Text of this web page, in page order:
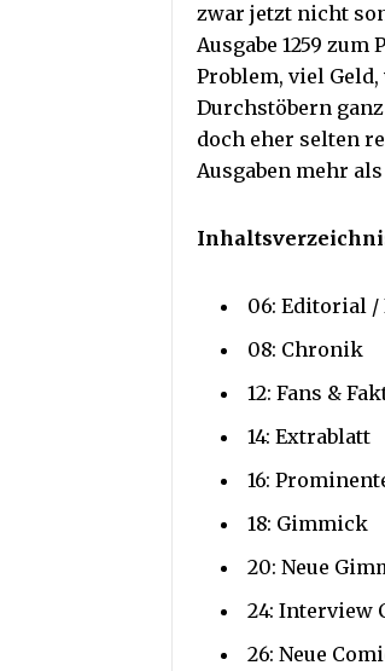
zwar jetzt nicht
Ausgabe 1259
Problem, viel
Durchstöbern
doch eher selten
Ausgaben mehr
06: Editorial
08: Chronik
12: Fans &
14: Extrablatt
16:
18: Gimmick
20: Neue
24: Interview
26: Neue